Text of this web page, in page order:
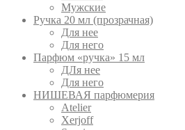
Мужские
Ручка 20 мл (прозрачная)
Для нее
Для него
Парфюм «ручка» 15 мл
ДЛя нее
Для него
НИШЕВАЯ парфюмерия
Atelier
Xerjoff